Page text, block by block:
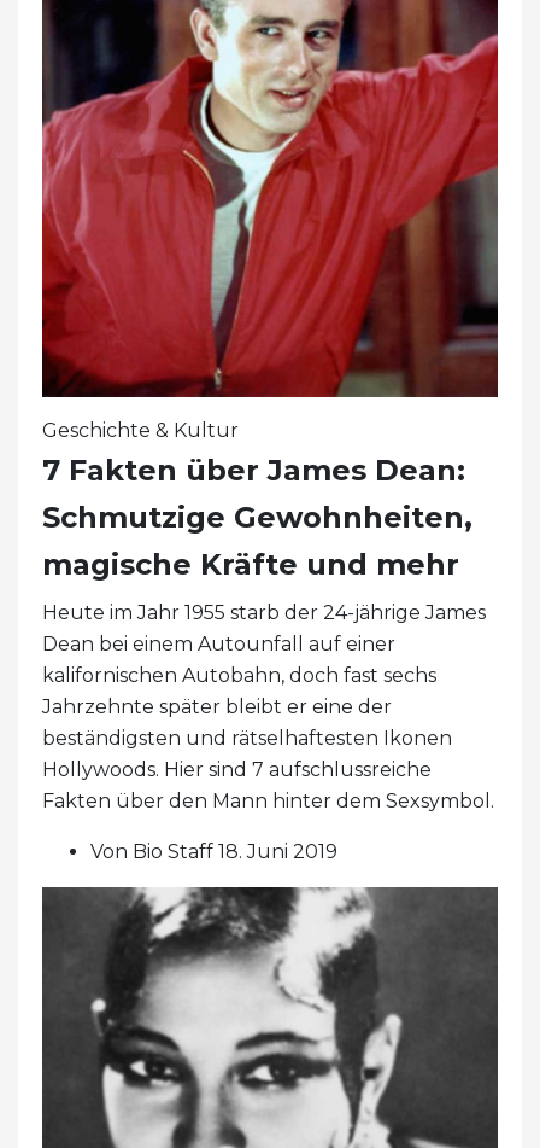
Geschichte & Kultur
7 Fakten über James Dean:
Schmutzige Gewohnheiten,
magische Kräfte und mehr
Heute im Jahr 1955 starb der 24-jährige James
Dean bei einem Autounfall auf einer
kalifornischen Autobahn, doch fast sechs
Jahrzehnte später bleibt er eine der
beständigsten und rätselhaftesten Ikonen
Hollywoods. Hier sind 7 aufschlussreiche
Fakten über den Mann hinter dem Sexsymbol.
Von Bio Staff 18. Juni 2019